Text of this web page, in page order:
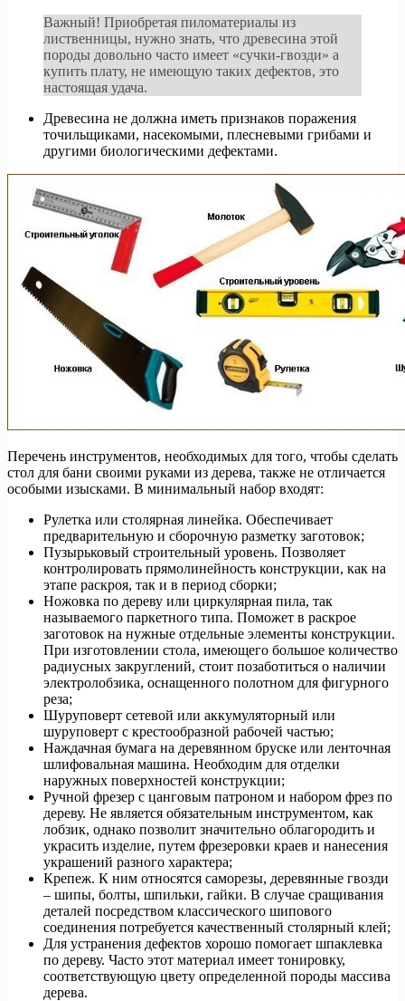
Важный! Приобретая пиломатериалы из
лиственницы, нужно знать, что древесина этой
породы довольно часто имеет «сучки-гвозди» а
купить плату, не имеющую таких дефектов, это
настоящая удача.
Древесина не должна иметь признаков поражения
точильщиками, насекомыми, плесневыми грибами и
другими биологическими дефектами.
Перечень инструментов, необходимых для того, чтобы сделать
стол для бани своими руками из дерева, также не отличается
особыми изысками. В минимальный набор входят:
Рулетка или столярная линейка. Обеспечивает
предварительную и сборочную разметку заготовок;
Пузырьковый строительный уровень. Позволяет
контролировать прямолинейность конструкции, как на
этапе раскроя, так и в период сборки;
Ножовка по дереву или циркулярная пила, так
называемого паркетного типа. Поможет в раскрое
заготовок на нужные отдельные элементы конструкции.
При изготовлении стола, имеющего большое количество
радиусных закруглений, стоит позаботиться о наличии
электролобзика, оснащенного полотном для фигурного
реза;
Шуруповерт сетевой или аккумуляторный или
шуруповерт с крестообразной рабочей частью;
Наждачная бумага на деревянном бруске или ленточная
шлифовальная машина. Необходим для отделки
наружных поверхностей конструкции;
Ручной фрезер с цанговым патроном и набором фрез по
дереву. Не является обязательным инструментом, как
лобзик, однако позволит значительно облагородить и
украсить изделие, путем фрезеровки краев и нанесения
украшений разного характера;
Крепеж. К ним относятся саморезы, деревянные гвозди
– шипы, болты, шпильки, гайки. В случае сращивания
деталей посредством классического шипового
соединения потребуется качественный столярный клей;
Для устранения дефектов хорошо помогает шпаклевка
по дереву. Часто этот материал имеет тонировку,
соответствующую цвету определенной породы массива
дерева.